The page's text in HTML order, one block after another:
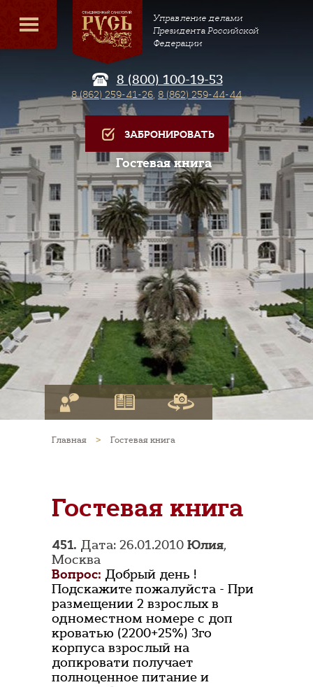
Управление делами
Президента Российской
Федерации
8 (800) 100-19-53
8 (862) 259-41-26, 8 (862) 259-44-44
ЗАБРОНИРОВАТЬ
Гостевая книга
Главная > Гостевая книга
Гостевая книга
451. Дата: 26.01.2010 Юлия,
Москва
Вопрос: Добрый день !
Подскажите пожалуйста - При
размещении 2 взрослых в
одноместном номере с доп
кроватью (2200+25%) 3го
корпуса взрослый на
допкровати получает
полноценное питание и